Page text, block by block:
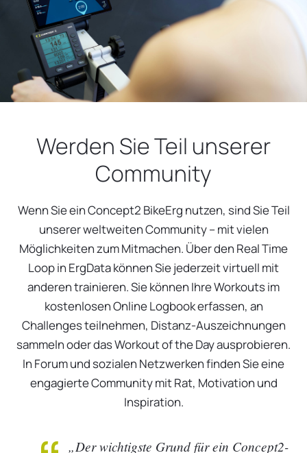
Werden Sie Teil unserer
Community
Wenn Sie ein Concept2 BikeErg nutzen, sind Sie Teil
unserer weltweiten Community – mit vielen
Möglichkeiten zum Mitmachen. Über den Real Time
Loop in ErgData können Sie jederzeit virtuell mit
anderen trainieren. Sie können Ihre Workouts im
kostenlosen Online Logbook erfassen, an
Challenges teilnehmen, Distanz-Auszeichnungen
sammeln oder das Workout of the Day ausprobieren.
In Forum und sozialen Netzwerken finden Sie eine
engagierte Community mit Rat, Motivation und
Inspiration.
„Der wichtigste Grund für ein Concept2-